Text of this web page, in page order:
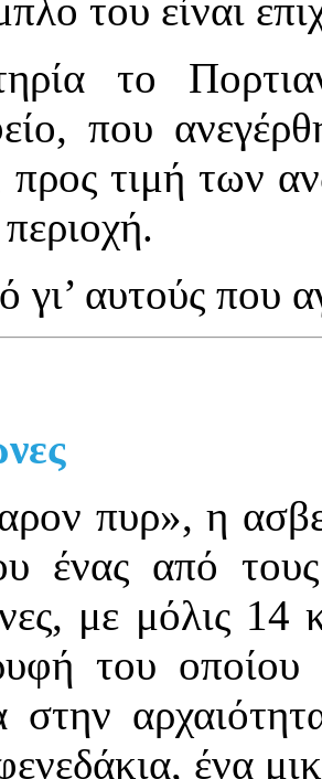
του είναι
το
που
τιμή των
γι’ αυτούς που
πυρ», η
ένας από τους
με μόλις 14
του οποίου
στην
ένα